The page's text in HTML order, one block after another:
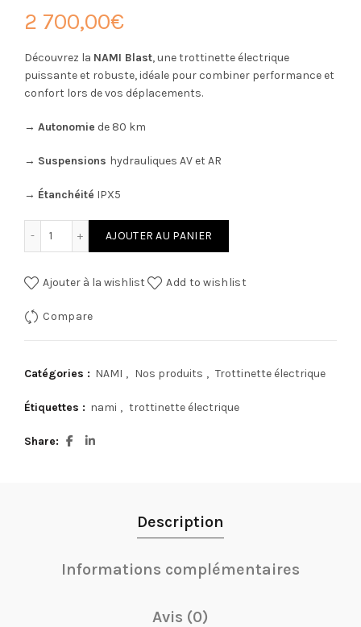
2 700,00€
Découvrez la NAMI Blast, une trottinette électrique
puissante et robuste, idéale pour combiner performance et
confort lors de vos déplacements.
→ Autonomie de 80 km
→ Suspensions hydrauliques AV et AR
→ Étanchéité IPX5
AJOUTER AU PANIER
Ajouter à la wishlist Add to wishlist
Compare
Catégories : NAMI , Nos produits , Trottinette électrique
Étiquettes : nami , trottinette électrique
Share
Description
Informations complémentaires
Avis (0)